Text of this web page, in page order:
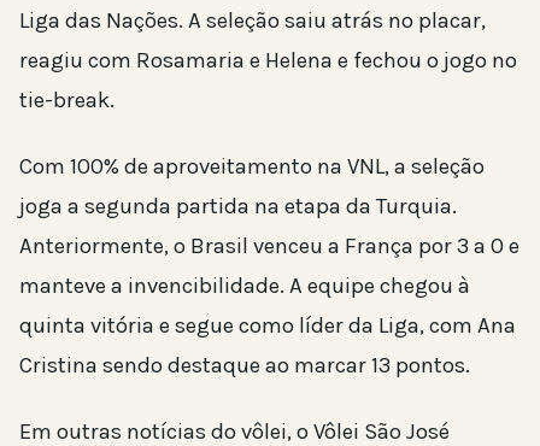
Liga das Nações. A seleção saiu atrás no placar,
reagiu com Rosamaria e Helena e fechou o jogo no
tie-break.
Com 100% de aproveitamento na VNL, a seleção
joga a segunda partida na etapa da Turquia.
Anteriormente, o Brasil venceu a França por 3 a 0 e
manteve a invencibilidade. A equipe chegou à
quinta vitória e segue como líder da Liga, com Ana
Cristina sendo destaque ao marcar 13 pontos.
Em outras notícias do vôlei, o Vôlei São José